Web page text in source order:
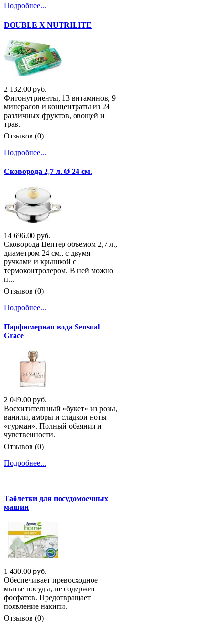
Подробнее...
DOUBLE X NUTRILITE
2 132.00 руб.
Фитонутриенты, 13 витаминов, 9
минералов и концентраты из 24
различных фруктов, овощей и
трав.
Отзывов (0)
Подробнее...
Сковорода 2,7 л. Ø 24 см.
14 696.00 руб.
Сковорода Цептер объёмом 2,7 л.,
диаметром 24 см., с двумя
ручками и крышкой с
термоконтролером. В ней можно
п...
Отзывов (0)
Подробнее...
Парфюмерная вода Sensual
Grace
2 049.00 руб.
Восхитительный «букет» из розы,
ванили, амбры и сладкой ноты
«гурман». Полный обаяния и
чувственности.
Отзывов (0)
Подробнее...
Таблетки для посудомоечных
машин
1 430.00 руб.
Обеспечивает превосходное
мытье посуды, не содержит
фосфатов. Предотвращает
появление накипи.
Отзывов (0)